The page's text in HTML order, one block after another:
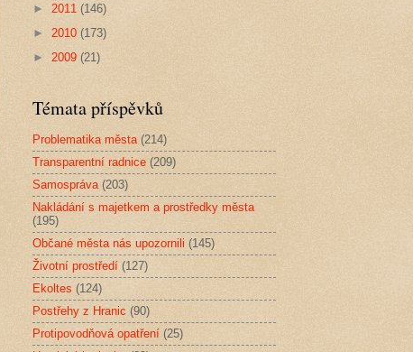
► 2011 (146)
► 2010 (173)
► 2009 (21)
Témata příspěvků
Problematika města (214)
Transparentní radnice (209)
Samospráva (203)
Nakládání s majetkem a prostředky města
(195)
Občané města nás upozornili (145)
Životní prostředí (127)
Ekoltes (124)
Postřehy z Hranic (90)
Protipovodňová opatření (25)